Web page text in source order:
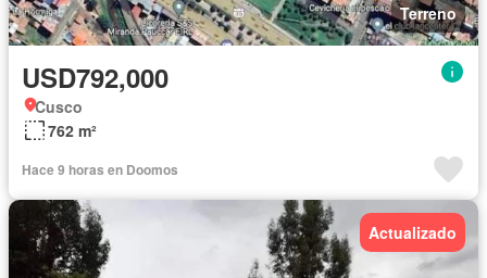
Terreno
USD792,000
Cusco
762 m²
Hace 9 horas en Doomos
Actualizado